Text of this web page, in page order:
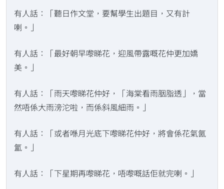
有人話：「聽日作文堂，要幫學生出題目，又有計
喇。」
有人話：「最好朝早嚟睇花，迎風帶露嘅花仲更加嬌
美。」
有人話：「雨天嚟睇花仲好，「海棠看雨胭脂透」，當
然唔係大雨滂沱啦，而係斜風細雨。」
有人話：「或者喺月光底下嚟睇花仲好，將會係花氣氤
氳。」
有人話：「下星期再嚟睇花，唔嚟嘅話佢就完喇。」